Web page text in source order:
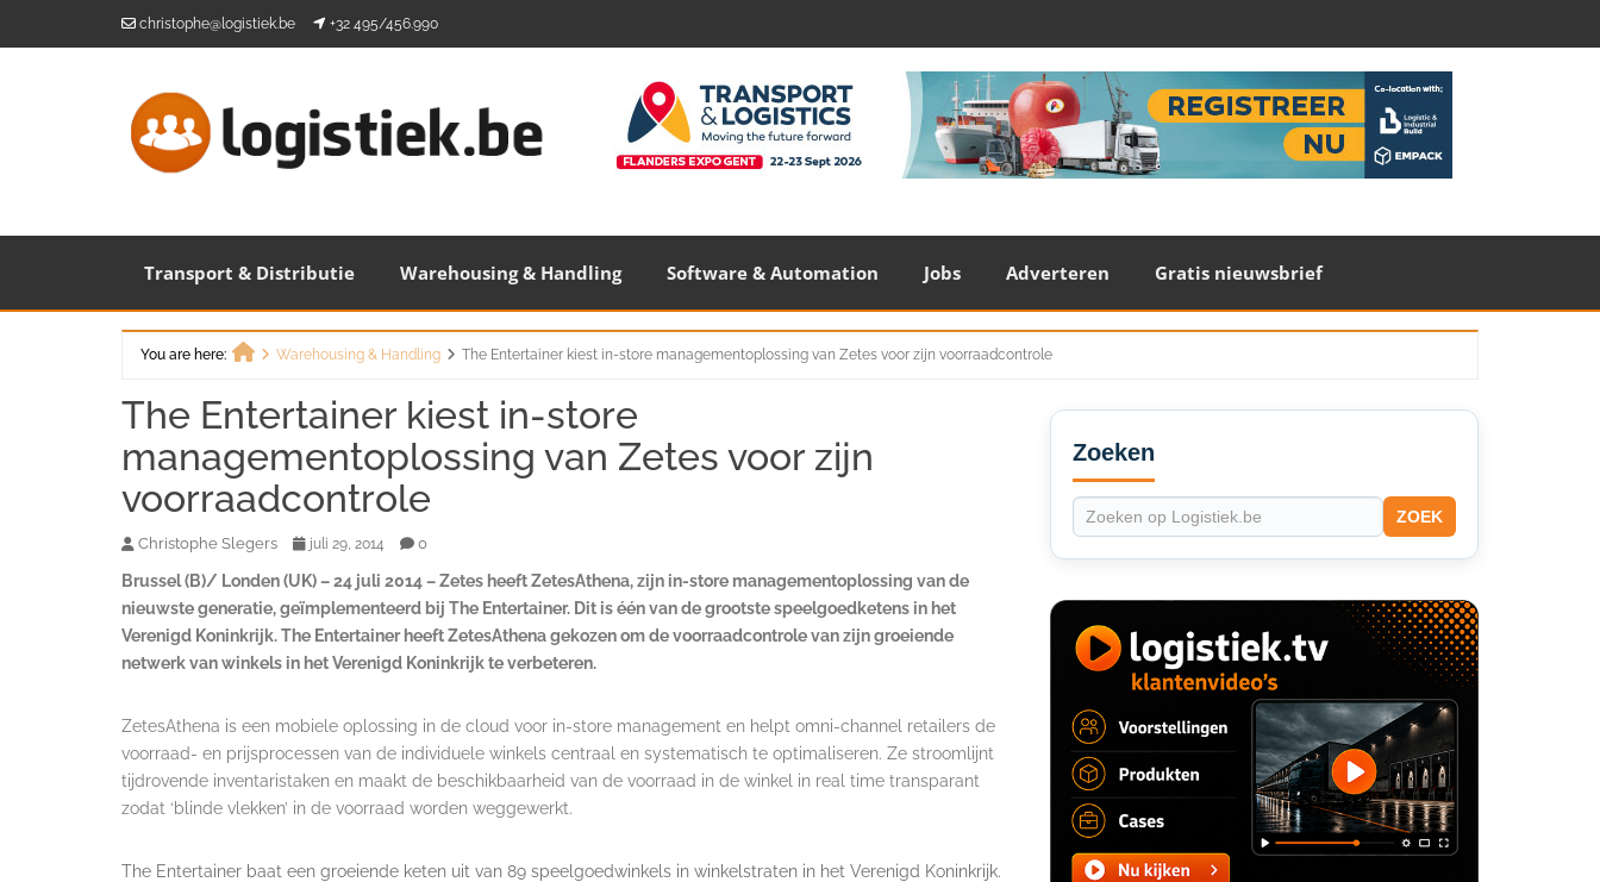
christophe@logistiek.be +32 495/456.990
Transport & Distributie Warehousing & Handling Software & Automation Jobs Adverteren Gratis nieuwsbrief
You are here:
Warehousing & Handling The Entertainer kiest in-store managementoplossing van Zetes voor zijn voorraadcontrole
The Entertainer kiest in-store
managementoplossing van Zetes voor zijn
voorraadcontrole
Christophe Slegers juli 29, 2014 0
Brussel (B)/ Londen (UK)– 24 juli 2014 – Zetes heeft ZetesAthena, zijn in-store managementoplossing van de
nieuwste generatie, geïmplementeerd bij The Entertainer. Dit is één van de grootste speelgoedketens in het
Verenigd Koninkrijk. The Entertainer heeft ZetesAthena gekozen om de voorraadcontrole van zijn groeiende
netwerk van winkels in het Verenigd Koninkrijk te verbeteren.
ZetesAthena is een mobiele oplossing in de cloud voor in-store management en helpt omni-channel retailers de
voorraad- en prijsprocessen van de individuele winkels centraal en systematisch te optimaliseren. Ze stroomlijnt
tijdrovende inventaristaken en maakt de beschikbaarheid van de voorraad in de winkel in real time transparant
zodat ‘blinde vlekken’ in de voorraad worden weggewerkt.
The Entertainer baat een groeiende keten uit van 89 speelgoedwinkels in winkelstraten in het Verenigd Koninkrijk.
Secondary
Sidebar
Zoeken
ZOEK